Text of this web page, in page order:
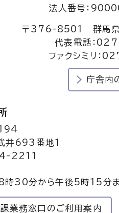
法人番号：
〒376-8501 群馬県
代表電話：
ファクシミリ
庁舎内
井693番地1
2211
8時30分から午後5時15分
業務窓口のご利用案内